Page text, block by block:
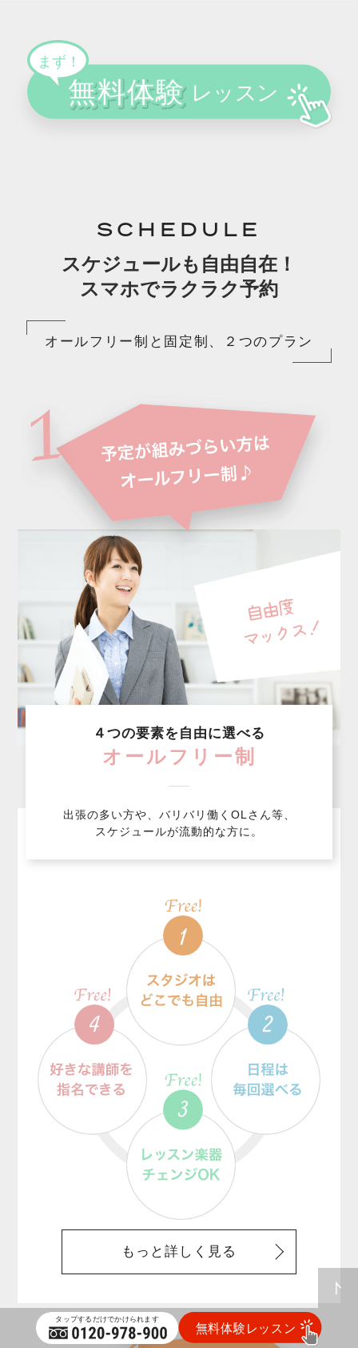
SCHEDULE
スケジュールも自由自在！
スマホでラクラク予約
オールフリー制と固定制、２つのプラン
４つの要素を自由に選べる
オールフリー制
出張の多い方や、バリバリ働くOLさん等、
スケジュールが流動的な方に。
もっと詳しく見る